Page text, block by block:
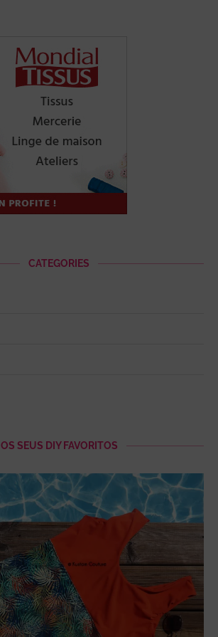
CATEGORIES
OS SEUS DIY FAVORITOS